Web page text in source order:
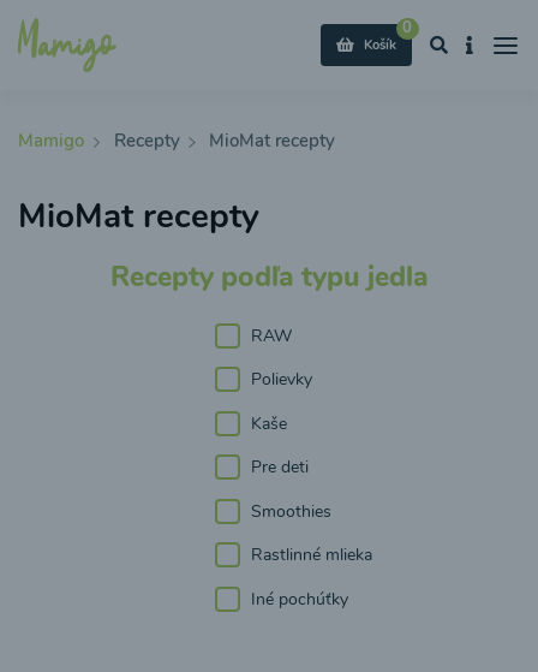
0
Košík
Mamigo Recepty MioMat recepty
MioMat recepty
Recepty podľa typu jedla
RAW
Polievky
Kaše
Pre deti
Smoothies
Rastlinné mlieka
Iné pochúťky